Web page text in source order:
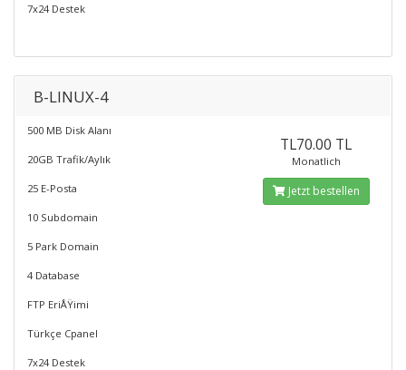
7x24 Destek
B-LINUX-4
500 MB Disk Alanı
20GB Trafik/Aylık
25 E-Posta
10 Subdomain
5 Park Domain
4 Database
FTP EriÅŸimi
Türkçe Cpanel
7x24 Destek
TL70.00 TL
Monatlich
Jetzt bestellen